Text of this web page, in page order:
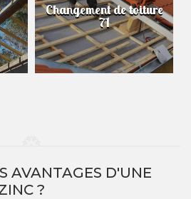
Changement de toiture
71
AVANTAGES D'UNE
?